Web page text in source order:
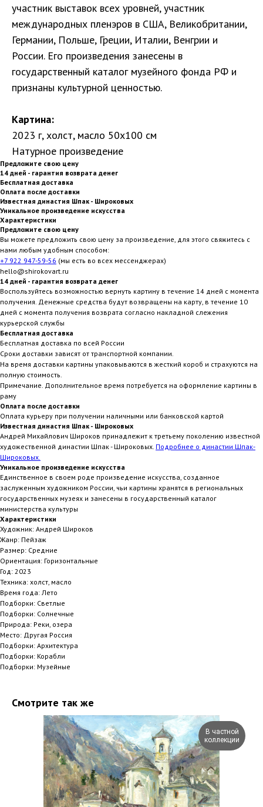
участник выставок всех уровней, участник
международных пленэров в США, Великобритании,
Германии, Польше, Греции, Италии, Венгрии и
России. Его произведения занесены в
государственный каталог музейного фонда РФ и
признаны культурной ценностью.
Картина:
2023 г, холст, масло 50х100 см
Натурное произведение
Предложите свою цену
14 дней - гарантия возврата денег
Бесплатная доставка
Оплата после доставки
Известная династия Шпак - Широковых
Уникальное произведение искусства
Характеристики
Предложите свою цену
Вы можете предложить свою цену за произведение, для этого свяжитесь с
нами любым удобным способом:
+7 922 947-59-56 (мы есть во всех мессенджерах)
hello@shirokovart.ru
14 дней - гарантия возврата денег
Воспользуйтесь возможностью вернуть картину в течение 14 дней с момента
получения. Денежные средства будут возвращены на карту, в течение 10
дней с момента получения возврата согласно накладной слежения
курьерской службы
Бесплатная доставка
Бесплатная доставка по всей России
Сроки доставки зависят от транспортной компании.
На время доставки картины упаковываются в жесткий короб и страхуются на
полную стоимость.
Примечание. Дополнительное время потребуется на оформление картины в
раму
Оплата после доставки
Оплата курьеру при получении наличными или банковской картой
Известная династия Шпак - Широковых
Андрей Михайлович Широков принадлежит к третьему поколению известной
художественной династии Шпак - Широковых. Подробнее о династии Шпак-
Широковых.
Уникальное произведение искусства
Единственное в своем роде произведение искусства, созданное
заслуженным художником России, чьи картины хранятся в региональных
государственных музеях и занесены в государственный каталог
министерства культуры
Характеристики
Художник: Андрей Широков
Жанр: Пейзаж
Размер: Средние
Ориентация: Горизонтальные
Год: 2023
Техника: холст, масло
Время года: Лето
Подборки: Светлые
Подборки: Солнечные
Природа: Реки, озера
Место: Другая Россия
Подборки: Архитектура
Подборки: Корабли
Подборки: Музейные
Смотрите так же
В частной
коллекции